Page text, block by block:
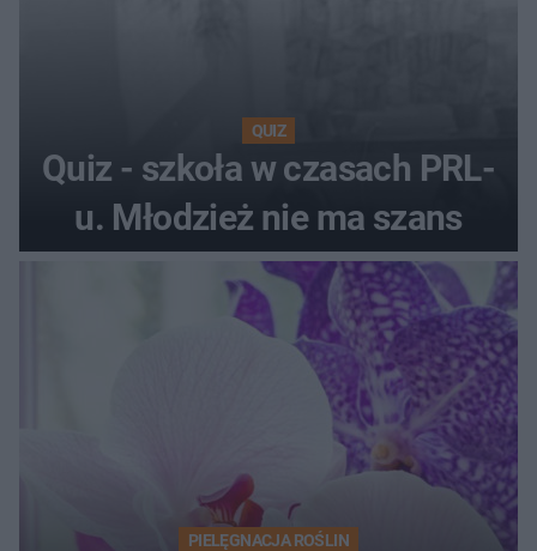
QUIZ
Quiz - szkoła w czasach PRL-
u. Młodzież nie ma szans
PIELĘGNACJA ROŚLIN